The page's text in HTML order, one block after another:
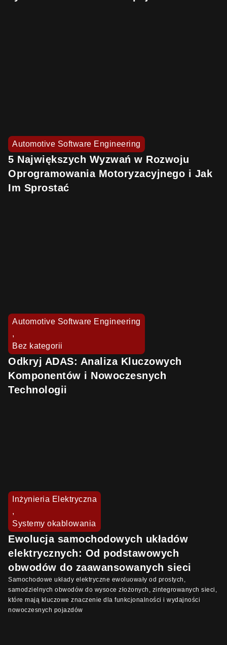
Automotive Software Engineering
5 Największych Wyzwań w Rozwoju
Oprogramowania Motoryzacyjnego i Jak
Im Sprostać
Automotive Software Engineering
,
Bez kategorii
Odkryj ADAS: Analiza Kluczowych
Komponentów i Nowoczesnych
Technologii
Inżynieria Elektryczna
,
Systemy okablowania
Ewolucja samochodowych układów
elektrycznych: Od podstawowych
obwodów do zaawansowanych sieci
Samochodowe układy elektryczne ewoluowały od prostych,
samodzielnych obwodów do wysoce złożonych, zintegrowanych sieci,
które mają kluczowe znaczenie dla funkcjonalności i wydajności
nowoczesnych pojazdów